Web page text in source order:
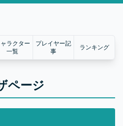
ラクター
一覧
プレイヤー記
事
ランキング
ページ